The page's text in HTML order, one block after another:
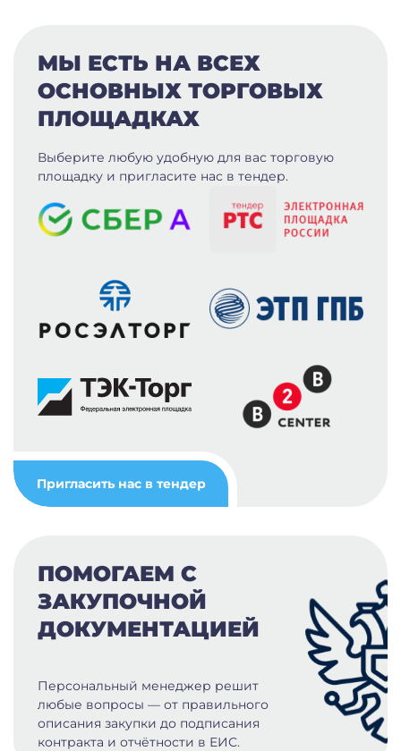
МЫ ЕСТЬ НА ВСЕХ
ОСНОВНЫХ ТОРГОВЫХ
ПЛОЩАДКАХ
Выберите любую удобную для вас торговую
площадку и пригласите нас в тендер.
Пригласить нас в тендер
ПОМОГАЕМ С
ЗАКУПОЧНОЙ
ДОКУМЕНТАЦИЕЙ
Персональный менеджер решит
любые вопросы — от правильного
описания закупки до подписания
контракта и отчётности в ЕИС.